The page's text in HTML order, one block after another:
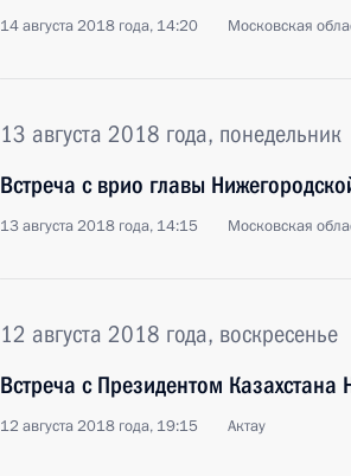
14 августа 2018 года, 14:20 Московская
13 августа 2018 года, понедельник
Встреча с врио главы
13 августа 2018 года, 14:15 Московская
12 августа 2018 года, воскресенье
Встреча с Президентом
12 августа 2018 года, 19:15 Актау